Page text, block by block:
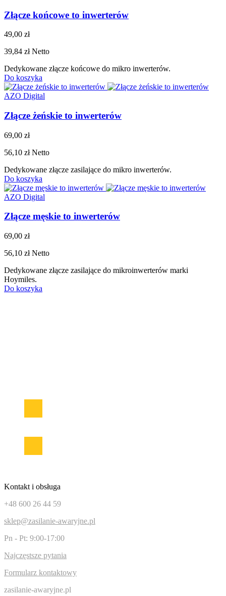
Złącze końcowe to inwerterów
49,00 zł
39,84 złNetto
Dedykowane złącze końcowe do mikro inwerterów.
Do koszyka
AZO Digital
Złącze żeńskie to inwerterów
69,00 zł
56,10 złNetto
Dedykowane złącze zasilające do mikro inwerterów.
Do koszyka
AZO Digital
Złącze męskie to inwerterów
69,00 zł
56,10 złNetto
Dedykowane złącze zasilające do mikroinwerterów marki
Hoymiles.
Do koszyka
Kontakt i obsługa
+48 600 26 44 59
sklep@zasilanie-awaryjne.pl
Pn - Pt: 9:00-17:00
Najczęstsze pytania
Formularz kontaktowy
zasilanie-awaryjne.pl